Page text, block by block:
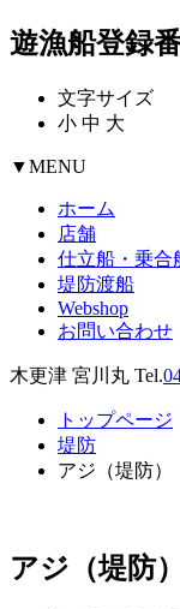
遊漁船登録
文字サイズ
小 中 大
▼MENU
ホーム
店舗
仕立船・乗合
堤防渡船
Webshop
お問い合わせ
木更津 宮川丸 Tel.
トップページ
堤防
アジ（堤防）
アジ（堤防）